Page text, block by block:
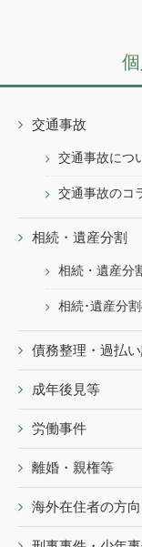
交通事故
交通事故につ
交通事故のコ
相続・遺産分割
相続・遺産分
相続･遺産分
債務整理・過払
成年後見等
労働事件
離婚・親権等
海外在住者の方